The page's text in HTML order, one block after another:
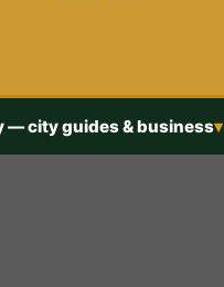
— city guides & business▾